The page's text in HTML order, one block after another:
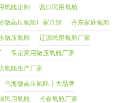
氧舱定制 营口民用氧舱
微高压氧舱厂家直销 丹东家庭氧舱
微压氧舱 辽源民用氧舱厂家
保定家用微压氧舱厂家
氧舱生产厂家
乌海微高压氧舱十大品牌
民用氧舱 长春氧舱厂家